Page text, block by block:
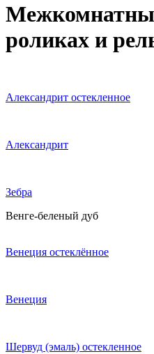
роликах и
Александрит остекленное
Александрит
Зебра
Венге-беленый дуб
Венеция остеклённое
Венеция
Шервуд (эмаль) остекленное